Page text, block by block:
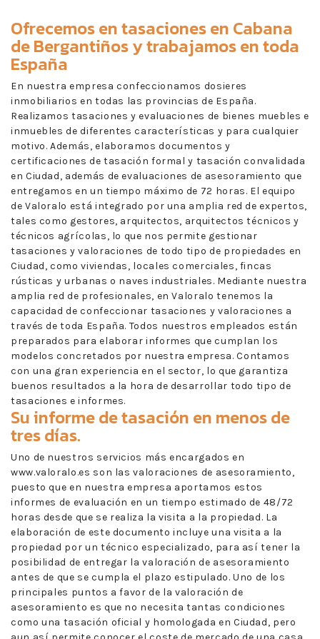
Ofrecemos entasaciones en Cabana
de Bergantiñosy trabajamos en toda
España
En nuestra empresa confeccionamos dosieres
inmobiliarios en todas las provincias de España.
Realizamos tasaciones y evaluaciones de bienes muebles e
inmuebles de diferentes características y para cualquier
motivo. Además, elaboramos documentos y
certificaciones de tasación formal y tasación convalidada
en Ciudad, además de evaluaciones de asesoramiento que
entregamos en un tiempo máximo de 72 horas. El equipo
de Valoralo está integrado por una amplia red de expertos,
tales como gestores, arquitectos, arquitectos técnicos y
técnicos agrícolas, lo que nos permite gestionar
tasaciones y valoraciones de todo tipo de propiedades en
Ciudad, como viviendas, locales comerciales, fincas
rústicas y urbanas o naves industriales. Mediante nuestra
amplia red de profesionales, en Valoralo tenemos la
capacidad de confeccionar tasaciones y valoraciones a
través de toda España. Todos nuestros empleados están
preparados para elaborar informes que cumplan los
modelos concretados por nuestra empresa. Contamos
con una gran experiencia en el sector, lo que garantiza
buenos resultados a la hora de desarrollar todo tipo de
tasaciones e informes.
Su informe de tasación en menos de
tres días.
Uno de nuestros servicios más encargados en
www.valoralo.es son las valoraciones de asesoramiento,
puesto que en nuestra empresa aportamos estos
informes de evaluación en un tiempo estimado de 48/72
horas desde que se realiza la visita a la propiedad. La
elaboración de este documento incluye una visita a la
propiedad por un técnico especializado, para así tener la
posibilidad de entregar la valoración de asesoramiento
antes de que se cumpla el plazo estipulado. Uno de los
principales puntos a favor de la valoración de
asesoramiento es que no necesita tantas condiciones
como una tasación oficial y homologada en Ciudad, pero